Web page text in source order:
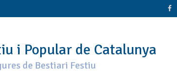
i Popular de Catalunya
de Bestiari Festiu